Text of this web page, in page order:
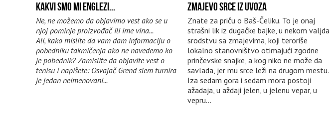
KAKVI SMO MI ENGLEZI...
Ne, ne možemo da objavimo vest ako se u
njoj pominje proizvođač ili ime vina...
Ali, kako mislite da vam dam informaciju o
pobedniku takmičenja ako ne navedemo ko
je pobednik? Zamislite da objavite vest o
tenisu i napišete: Osvajač Grend slem turnira
je jedan neimenovani...
ZMAJEVO SRCE IZ UVOZA
Znate za priču o Baš-Čeliku. To je onaj
strašni lik iz dugačke bajke, u nekom valjda
srodstvu sa zmajevima, koji teroriše
lokalno stanovništvo otimajući zgodne
prinčevske snajke, a kog niko ne može da
savlada, jer mu srce leži na drugom mestu.
Iza sedam gora i sedam mora postoji
ažadaja, u aždaji jelen, u jelenu vepar, u
vepru...